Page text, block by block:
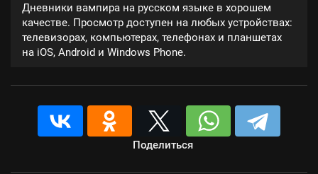
Дневники вампира на русском языке в хорошем
качестве. Просмотр доступен на любых устройствах:
телевизорах, компьютерах, телефонах и планшетах
на iOS, Android и Windows Phone.
Поделиться